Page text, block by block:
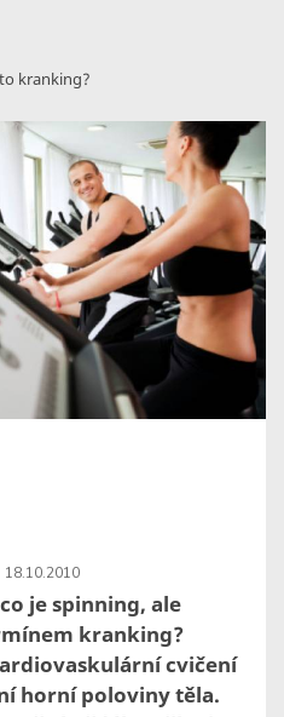
kranking?
18.10.2010
je spinning, ale
kranking?
cvičení
horní poloviny těla.